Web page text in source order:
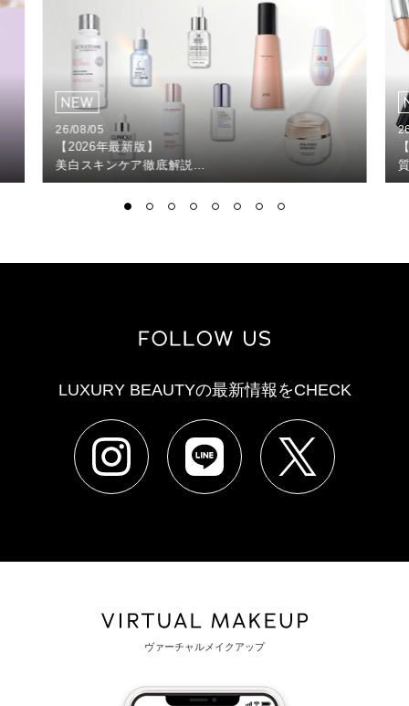
26/08/05
【2026年最新版】
美白スキンケア徹底解説
シミ・くすみ対策で透明感のある肌へ
LUXURY BEAUTYの最新情報をCHECK
ヴァーチャルメイクアップ